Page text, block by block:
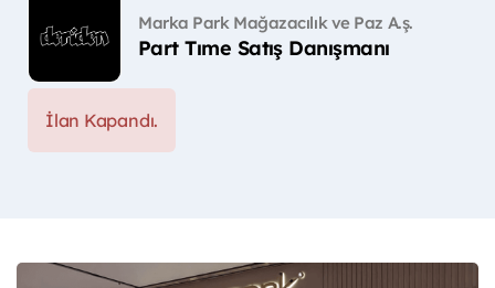
Marka Park Mağazacılık ve Paz A.ş.
Part Tıme Satış Danışmanı
İlan Kapandı.